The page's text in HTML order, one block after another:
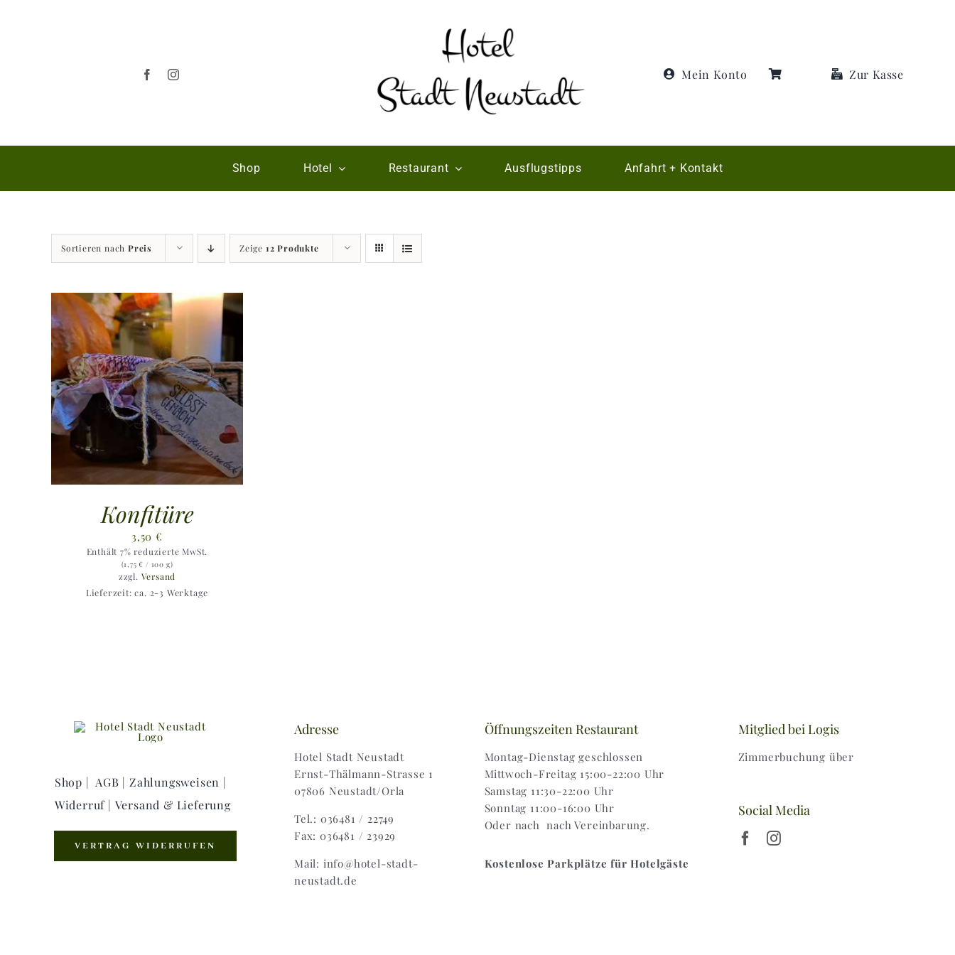
Mein Konto Zur Kasse
Shop Hotel Restaurant Ausflugstipps Anfahrt + Kontakt
Sortieren nach Preis Zeige 12 Produkte
Konfitüre
3,50€
Enthält 7% reduzierte MwSt.
(1,75€ / 100 g)
zzgl. Versand
Lieferzeit: ca. 2-3 Werktage
Shop | AGB | Zahlungsweisen |
Widerruf | Versand & Lieferung
VERTRAG WIDERRUFEN
Adresse
Hotel Stadt Neustadt
Ernst-Thälmann-Strasse 1
07806 Neustadt/Orla
Tel.: 036481 / 22749
Fax: 036481 / 23929
Mail: info@hotel-stadt-
neustadt.de
Öffnungszeiten Restaurant
Montag-Dienstag geschlossen
Mittwoch-Freitag 15:00-22:00 Uhr
Samstag 11:30-22:00 Uhr
Sonntag 11:00-16:00 Uhr
Oder nach nach Vereinbarung.
Kostenlose Parkplätze für Hotelgäste
Mitglied bei Logis
Zimmerbuchung über
Social Media